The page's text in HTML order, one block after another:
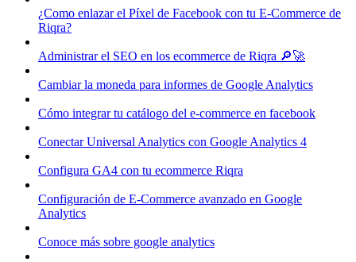
¿Como enlazar el Píxel de Facebook con tu E-Commerce de
Riqra?
Administrar el SEO en los ecommerce de Riqra 🔎🚀
Cambiar la moneda para informes de Google Analytics
Cómo integrar tu catálogo del e-commerce en facebook
Conectar Universal Analytics con Google Analytics 4
Configura GA4 con tu ecommerce Riqra
Configuración de E-Commerce avanzado en Google
Analytics
Conoce más sobre google analytics